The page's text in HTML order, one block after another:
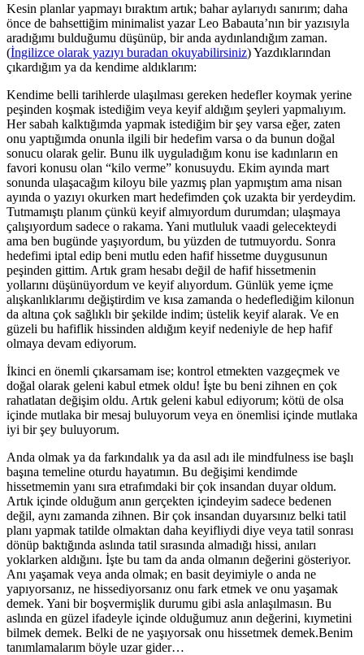
Kesin planlar yapmayı bıraktım artık; bahar aylarıydı sanırım; daha
önce de bahsettiğim minimalist yazar Leo Babauta’nın bir yazısıyla
aradığımı bulduğumu düşünüp, bir anda aydınlandığım zaman.
(İngilizce olarak yazıyı buradan okuyabilirsiniz) Yazdıklarından
çıkardığım ya da kendime aldıklarım:
Kendime belli tarihlerde ulaşılması gereken hedefler koymak yerine
peşinden koşmak istediğim veya keyif aldığım şeyleri yapmalıyım.
Her sabah kalktığımda yapmak istediğim bir şey varsa eğer, zaten
onu yaptığımda onunla ilgili bir hedefim varsa o da bunun doğal
sonucu olarak gelir. Bunu ilk uyguladığım konu ise kadınların en
favori konusu olan “kilo verme” konusuydu. Ekim ayında mart
sonunda ulaşacağım kiloyu bile yazmış plan yapmıştım ama nisan
ayında o yazıyı okurken mart hedefimden çok uzakta bir yerdeydim.
Tutmamıştı planım çünkü keyif almıyordum durumdan; ulaşmaya
çalışıyordum sadece o rakama. Yani mutluluk vaadi gelecekteydi
ama ben bugünde yaşıyordum, bu yüzden de tutmuyordu. Sonra
hedefimi iptal edip beni mutlu eden hafif hissetme duygusunun
peşinden gittim. Artık gram hesabı değil de hafif hissetmenin
yollarını düşünüyordum ve keyif alıyordum. Günlük yeme içme
alışkanlıklarımı değiştirdim ve kısa zamanda o hedeflediğim kilonun
da altına çok sağlıklı bir şekilde indim; üstelik keyif alarak. Ve en
güzeli bu hafiflik hissinden aldığım keyif nedeniyle de hep hafif
olmaya devam ediyorum.
İkinci en önemli çıkarsamam ise; kontrol etmekten vazgeçmek ve
doğal olarak geleni kabul etmek oldu! İşte bu beni zihnen en çok
rahatlatan değişim oldu. Artık geleni kabul ediyorum; kötü de olsa
içinde mutlaka bir mesaj buluyorum veya en önemlisi içinde mutlaka
iyi bir şey buluyorum.
Anda olmak ya da farkındalık ya da asıl adı ile mindfulness ise başlı
başına temeline oturdu hayatımın. Bu değişimi kendimde
hissetmemin yanı sıra etrafımdaki bir çok insandan duyar oldum.
Artık içinde olduğum anın gerçekten içindeyim sadece bedenen
değil, aynı zamanda zihnen. Bir çok insandan duyarsınız belki tatil
planı yapmak tatilde olmaktan daha keyifliydi diye veya tatil sonrası
dönüp baktığında aslında tatil sırasında almadığı hissi, anıları
yoklarken aldığını. İşte bu tam da anda olmanın değerini gösteriyor.
Anı yaşamak veya anda olmak; en basit deyimiyle o anda ne
yapıyorsanız, ne hissediyorsanız onu fark etmek ve onu yaşamak
demek. Yani bir boşvermişlik durumu gibi asla anlaşılmasın. Bu
aslında en güzel ifadeyle içinde olduğumuz anın değerini, kıymetini
bilmek demek. Belki de ne yaşıyorsak onu hissetmek demek.Benim
tanımlamalarım böyle uzar gider…